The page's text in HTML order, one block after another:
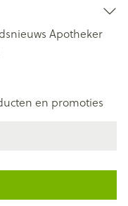
Apotheker
en promoties